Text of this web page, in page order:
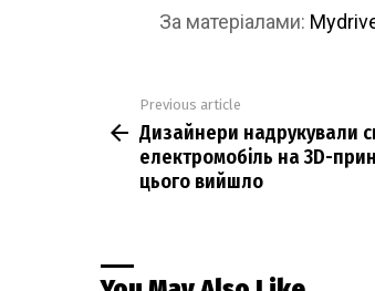
За матеріалами:
more
Previous article
Дизайнери надрукували
електромобіль на 3D-
цього вийшло